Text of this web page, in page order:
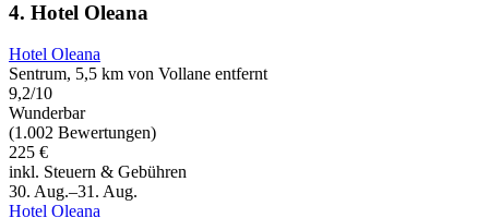
4. Hotel Oleana
Hotel Oleana
Sentrum, 5,5 km von Vollane entfernt
9,2/10
Wunderbar
(1.002 Bewertungen)
225 €
inkl. Steuern & Gebühren
30. Aug.–31. Aug.
Hotel Oleana